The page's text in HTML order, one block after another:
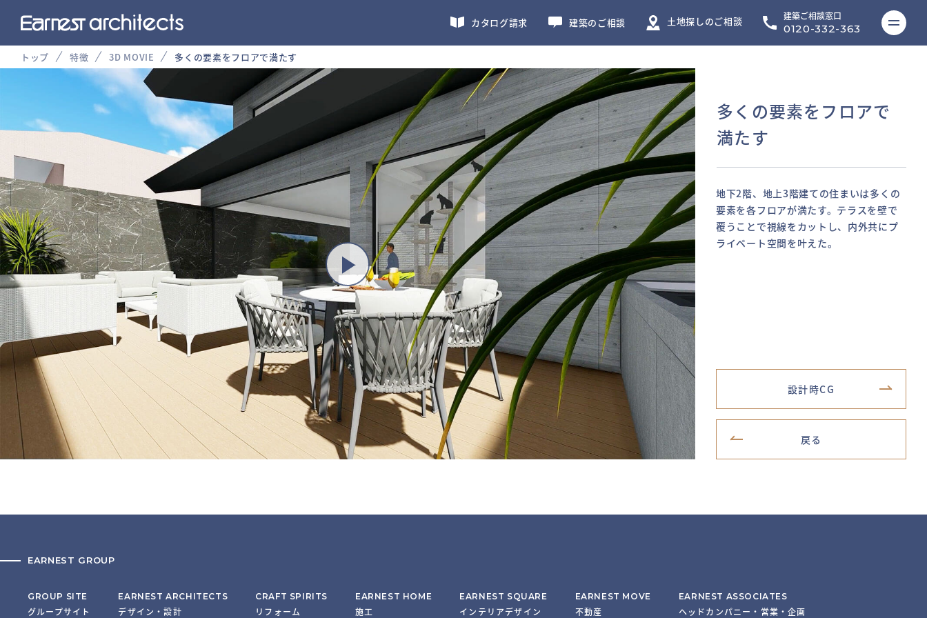
カタログ請求 建築のご相談 土地探しのご相談 建築ご相談窓口
0120-332-363
トップ 特徴 3D MOVIE 多くの要素をフロアで満たす
多くの要素をフロアで
満たす
地下2階、地上3階建ての住まいは多くの
要素を各フロアが満たす。テラスを壁で
覆うことで視線をカットし、内外共にプ
ライベート空間を叶えた。
設計時CG
戻る
EARNEST GROUP
GROUP SITE
グループサイト
EARNEST ARCHITECTS
デザイン・設計
CRAFT SPIRITS
リフォーム
EARNEST HOME
施工
EARNEST SQUARE
インテリアデザイン
EARNEST MOVE
不動産
EARNEST ASSOCIATES
ヘッドカンパニー・営業・企画